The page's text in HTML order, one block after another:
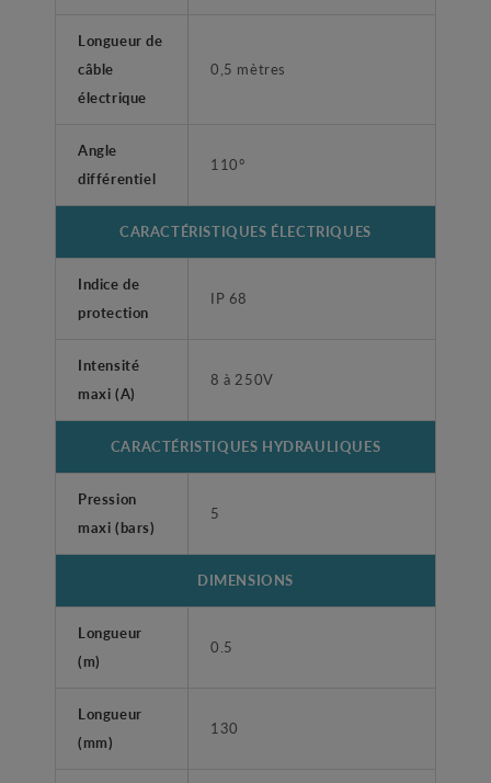
Longueur de
câble
électrique
0,5 mètres
Angle
différentiel
110°
CARACTÉRISTIQUES ÉLECTRIQUES
Indice de
protection
IP 68
Intensité
maxi (A)
8 à 250V
CARACTÉRISTIQUES HYDRAULIQUES
Pression
maxi (bars)
5
DIMENSIONS
Longueur
(m)
0.5
Longueur
(mm)
130